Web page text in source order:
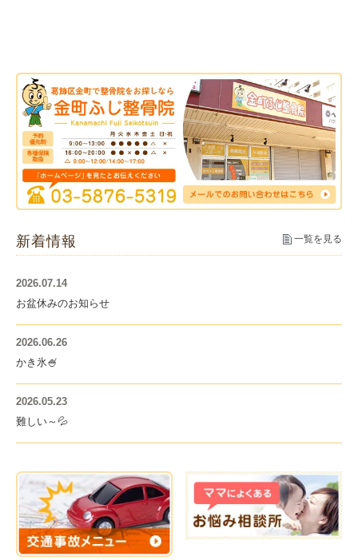
新着情報 一覧を見る
2026.07.14
お盆休みのお知らせ
2026.06.26
かき氷🍧
2026.05.23
難しい～💦